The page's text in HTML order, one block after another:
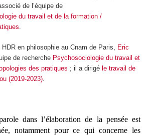
de l’équipe de
du travail et de la formation /
.
en philosophie au Cnam de Paris, Eric
de recherche Psychosociologie du travail et
des pratiques ; il a dirigé le travail de
(2019-2023)
dans l’élaboration de la pensée est
notamment pour ce qui concerne les